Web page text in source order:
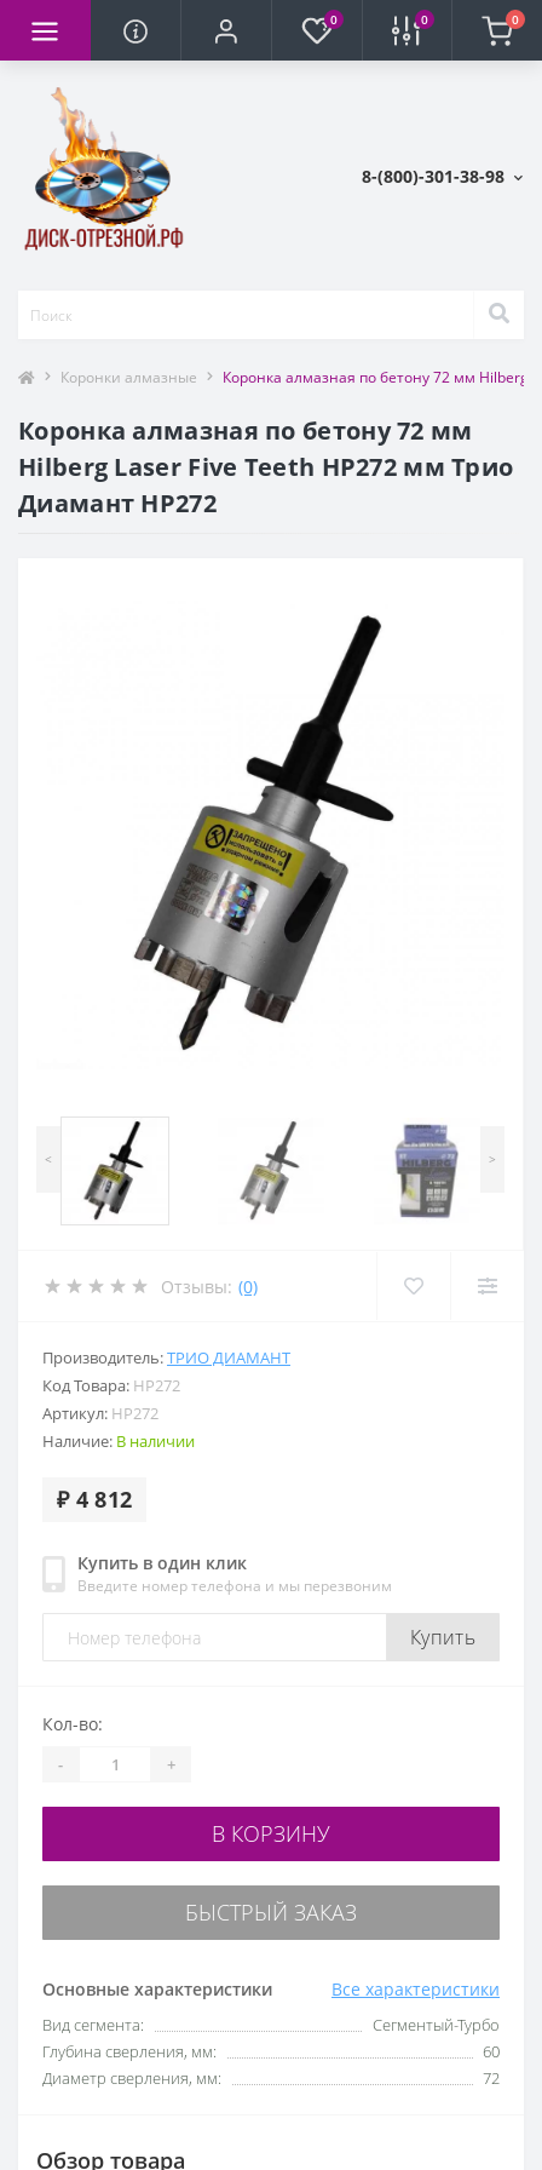
0 0 0
8-(800)-301-38-98
Коронки алмазные Коронка алмазная по бетону 72 мм Hilberg
Коронка алмазная по бетону 72 мм
Hilberg Laser Five Teeth HP272 мм Трио
Диамант HP272
< >
Отзывы: (0)
Производитель:ТРИО ДИАМАНТ
Код Товара: HP272
Артикул: HP272
Наличие: В наличии
₽ 4 812
Купить в один клик
Введите номер телефона и мы перезвоним
Купить
Основные характеристики Все характеристики
Вид сегмента:
Сегментый-Турбо
Глубина сверления, мм:
60
Диаметр сверления, мм:
72
Кол-во:
- +
В КОРЗИНУ
БЫСТРЫЙ ЗАКАЗ
Обзор товара